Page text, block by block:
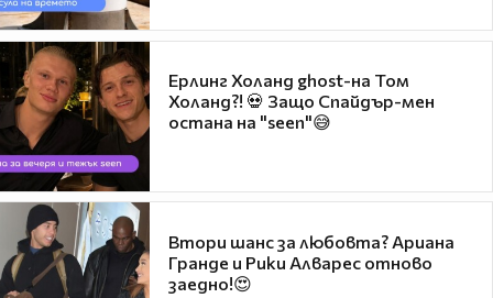
Ерлинг Холанд ghost-на Том
Холанд?! 💀 Защо Спайдър-мен
остана на "seen"😅
Втори шанс за любовта? Ариана
Гранде и Рики Алварес отново
заедно!😍